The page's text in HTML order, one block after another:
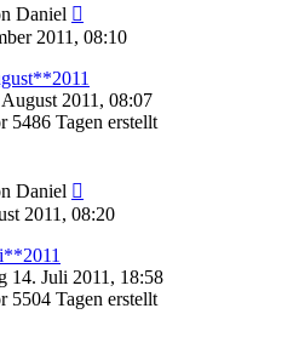
Daniel
2011, 08:10
2011, 08:07
5486 Tagen erstellt
Daniel
2011, 08:20
14. Juli 2011, 18:58
5504 Tagen erstellt